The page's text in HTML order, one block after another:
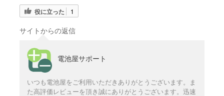
役に立った 1
サイトからの返信
電池屋サポート
いつも電池屋をご利用いただきありがとうございます。ま
た高評価レビューを頂き誠にありがとうございます。迅速